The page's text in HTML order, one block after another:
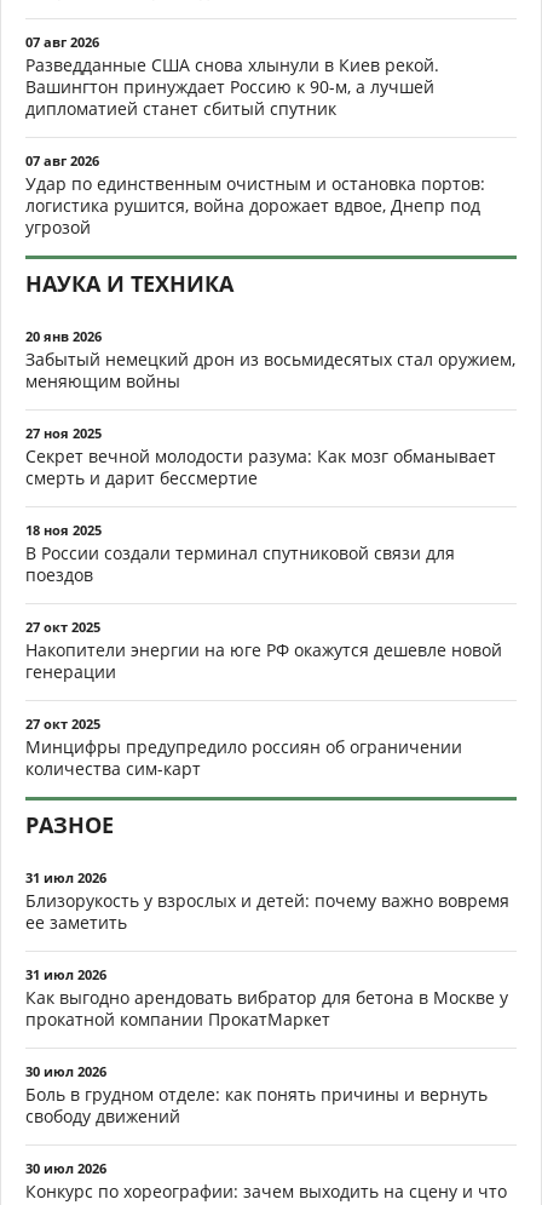
07 авг 2026
Разведданные США снова хлынули в Киев рекой.
Вашингтон принуждает Россию к 90-м, а лучшей
дипломатией станет сбитый спутник
07 авг 2026
Удар по единственным очистным и остановка портов:
логистика рушится, война дорожает вдвое, Днепр под
угрозой
НАУКА И ТЕХНИКА
20 янв 2026
Забытый немецкий дрон из восьмидесятых стал оружием,
меняющим войны
27 ноя 2025
Секрет вечной молодости разума: Как мозг обманывает
смерть и дарит бессмертие
18 ноя 2025
В России создали терминал спутниковой связи для
поездов
27 окт 2025
Накопители энергии на юге РФ окажутся дешевле новой
генерации
27 окт 2025
Минцифры предупредило россиян об ограничении
количества сим-карт
РАЗНОЕ
31 июл 2026
Близорукость у взрослых и детей: почему важно вовремя
ее заметить
31 июл 2026
Как выгодно арендовать вибратор для бетона в Москве у
прокатной компании ПрокатМаркет
30 июл 2026
Боль в грудном отделе: как понять причины и вернуть
свободу движений
30 июл 2026
Конкурс по хореографии: зачем выходить на сцену и что